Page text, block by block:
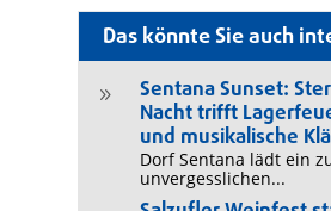
Das könnte Sie auch
9
Sentana Sunset:
Nacht trifft
und musikalische
Dorf Sentana lädt ein
unvergesslichen...